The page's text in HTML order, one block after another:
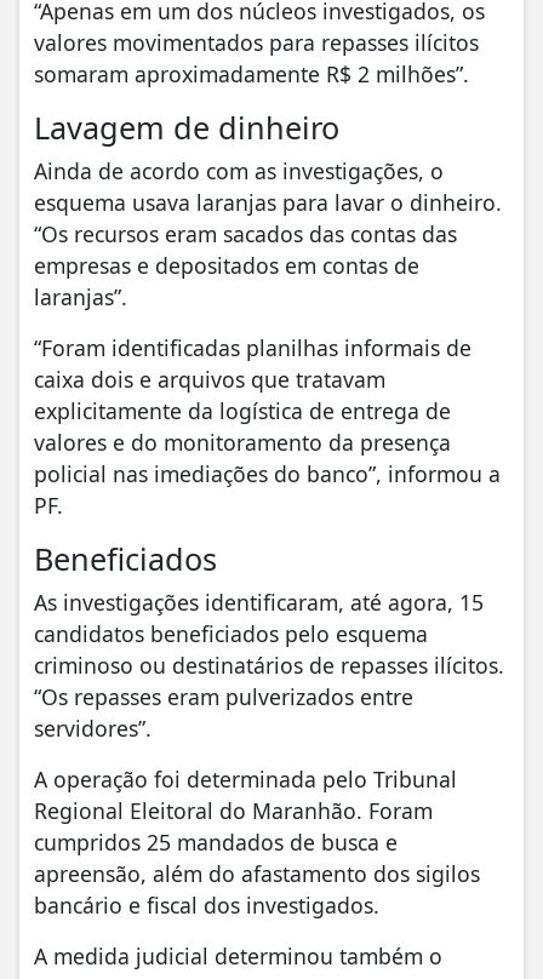
“Apenas em um dos núcleos investigados, os
valores movimentados para repasses ilícitos
somaram aproximadamente R$ 2 milhões”.
Lavagem de dinheiro
Ainda de acordo com as investigações, o
esquema usava laranjas para lavar o dinheiro.
“Os recursos eram sacados das contas das
empresas e depositados em contas de
laranjas”.
“Foram identificadas planilhas informais de
caixa dois e arquivos que tratavam
explicitamente da logística de entrega de
valores e do monitoramento da presença
policial nas imediações do banco”, informou a
PF.
Beneficiados
As investigações identificaram, até agora, 15
candidatos beneficiados pelo esquema
criminoso ou destinatários de repasses ilícitos.
“Os repasses eram pulverizados entre
servidores”.
A operação foi determinada pelo Tribunal
Regional Eleitoral do Maranhão. Foram
cumpridos 25 mandados de busca e
apreensão, além do afastamento dos sigilos
bancário e fiscal dos investigados.
A medida judicial determinou também o